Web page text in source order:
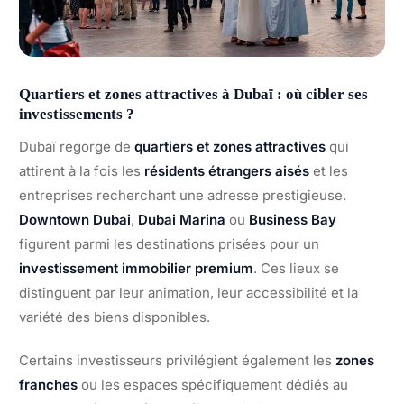
Quartiers et zones attractives à Dubaï : où cibler ses
investissements ?
Dubaï regorge de quartiers et zones attractives qui
attirent à la fois les résidents étrangers aisés et les
entreprises recherchant une adresse prestigieuse.
Downtown Dubai, Dubai Marina ou Business Bay
figurent parmi les destinations prisées pour un
investissement immobilier premium. Ces lieux se
distinguent par leur animation, leur accessibilité et la
variété des biens disponibles.
Certains investisseurs privilégient également les zones
franches ou les espaces spécifiquement dédiés au